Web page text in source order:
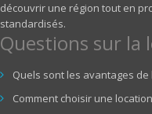
découvrir une région tout en
standardisés.
Questions sur la
Quels sont les avantages
Comment choisir une